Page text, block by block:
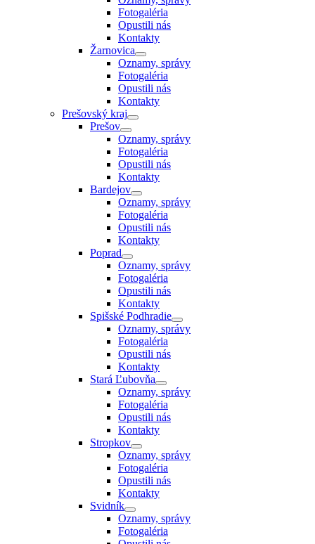
Fotogaléria
Opustili nás
Kontakty
Žarnovica
Oznamy, správy
Fotogaléria
Opustili nás
Kontakty
Prešovský kraj
Prešov
Oznamy, správy
Fotogaléria
Opustili nás
Kontakty
Bardejov
Oznamy, správy
Fotogaléria
Opustili nás
Kontakty
Poprad
Oznamy, správy
Fotogaléria
Opustili nás
Kontakty
Spišské Podhradie
Oznamy, správy
Fotogaléria
Opustili nás
Kontakty
Stará Ľubovňa
Oznamy, správy
Fotogaléria
Opustili nás
Kontakty
Stropkov
Oznamy, správy
Fotogaléria
Opustili nás
Kontakty
Svidník
Oznamy, správy
Fotogaléria